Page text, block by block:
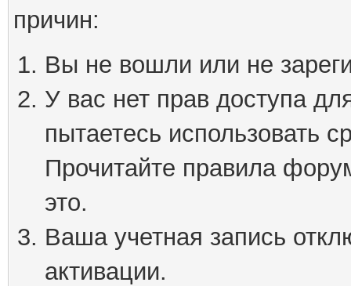
причин:
Вы не вошли или не
У вас нет прав доступа
пытаетесь использовать
Прочитайте правила
это.
Ваша учетная запись
активации.